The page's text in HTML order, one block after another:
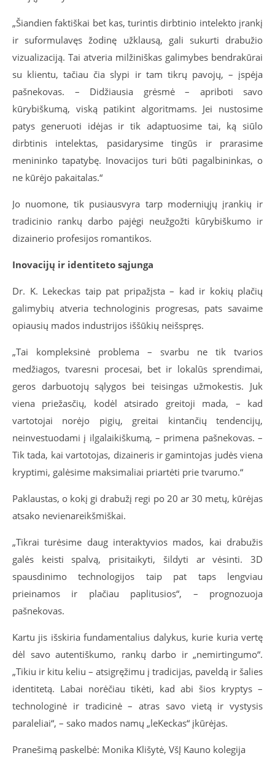
„Šiandien faktiškai bet kas, turintis dirbtinio intelekto įrankį
ir suformulavęs žodinę užklausą, gali sukurti drabužio
vizualizaciją. Tai atveria milžiniškas galimybes bendrakūrai
su klientu, tačiau čia slypi ir tam tikrų pavojų, – įspėja
pašnekovas. – Didžiausia grėsmė – apriboti savo
kūrybiškumą, viską patikint algoritmams. Jei nustosime
patys generuoti idėjas ir tik adaptuosime tai, ką siūlo
dirbtinis intelektas, pasidarysime tingūs ir prarasime
menininko tapatybę. Inovacijos turi būti pagalbininkas, o
ne kūrėjo pakaitalas.“
Jo nuomone, tik pusiausvyra tarp moderniųjų įrankių ir
tradicinio rankų darbo pajėgi neužgožti kūrybiškumo ir
dizainerio profesijos romantikos.
Inovacijų ir identiteto sąjunga
Dr. K. Lekeckas taip pat pripažįsta – kad ir kokių plačių
galimybių atveria technologinis progresas, pats savaime
opiausių mados industrijos iššūkių neišspręs.
„Tai kompleksinė problema – svarbu ne tik tvarios
medžiagos, tvaresni procesai, bet ir lokalūs sprendimai,
geros darbuotojų sąlygos bei teisingas užmokestis. Juk
viena priežasčių, kodėl atsirado greitoji mada, – kad
vartotojai norėjo pigių, greitai kintančių tendencijų,
neinvestuodami į ilgalaikiškumą, – primena pašnekovas. –
Tik tada, kai vartotojas, dizaineris ir gamintojas judės viena
kryptimi, galėsime maksimaliai priartėti prie tvarumo.“
Paklaustas, o kokį gi drabužį regi po 20 ar 30 metų, kūrėjas
atsako nevienareikšmiškai.
„Tikrai turėsime daug interaktyvios mados, kai drabužis
galės keisti spalvą, prisitaikyti, šildyti ar vėsinti. 3D
spausdinimo technologijos taip pat taps lengviau
prieinamos ir plačiau paplitusios“, – prognozuoja
pašnekovas.
Kartu jis išskiria fundamentalius dalykus, kurie kuria vertę
dėl savo autentiškumo, rankų darbo ir „nemirtingumo“.
„Tikiu ir kitu keliu – atsigręžimu į tradicijas, paveldą ir šalies
identitetą. Labai norėčiau tikėti, kad abi šios kryptys –
technologinė ir tradicinė – atras savo vietą ir vystysis
paraleliai“, – sako mados namų „leKeckas“ įkūrėjas.
Pranešimą paskelbė: Monika Klišytė, VšĮ Kauno kolegija